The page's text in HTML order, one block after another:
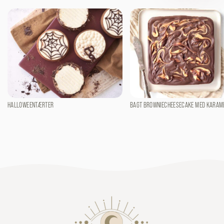
HALLOWEENTÆRTER BAGT BROWNIECHEESECAKE MED